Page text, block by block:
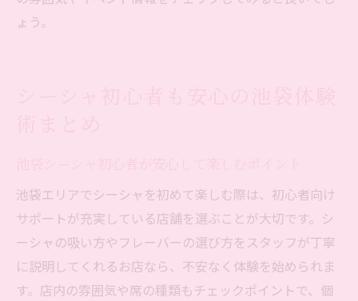
ょう。
池袋エリアでシーシャを初めて楽しむ際は、初心者向け
サポートが充実している店舗を選ぶことが大切です。シ
ーシャの吸い方やフレーバーの選び方をスタッフが丁寧
に説明してくれるお店なら、不安なく体験を始められま
す。店内の雰囲気や席の種類もチェックポイントで、個